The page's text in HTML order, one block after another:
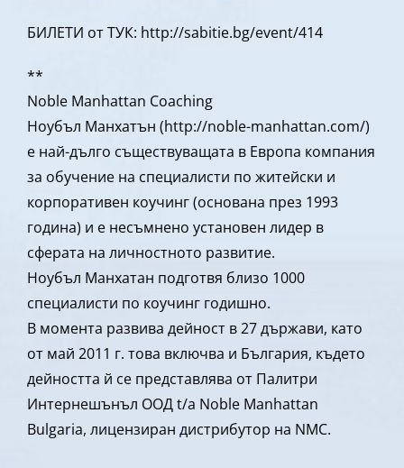
БИЛЕТИ от ТУК: http://sabitie.bg/event/414
**
Noble Manhattan Coaching
Ноубъл Манхатън (http://noble-manhattan.com/)
е най-дълго съществуващата в Европа компания
за обучение на специалисти по житейски и
корпоративен коучинг (основана през 1993
година) и е несъмнено установен лидер в
сферата на личностното развитие.
Ноубъл Манхатан подготвя близо 1000
специалисти по коучинг годишно.
В момента развива дейност в 27 държави, като
от май 2011 г. това включва и България, където
дейността й се представлява от Палитри
Интернешънъл ООД t/a Noble Manhattan
Bulgaria, лицензиран дистрибутор на NMC.